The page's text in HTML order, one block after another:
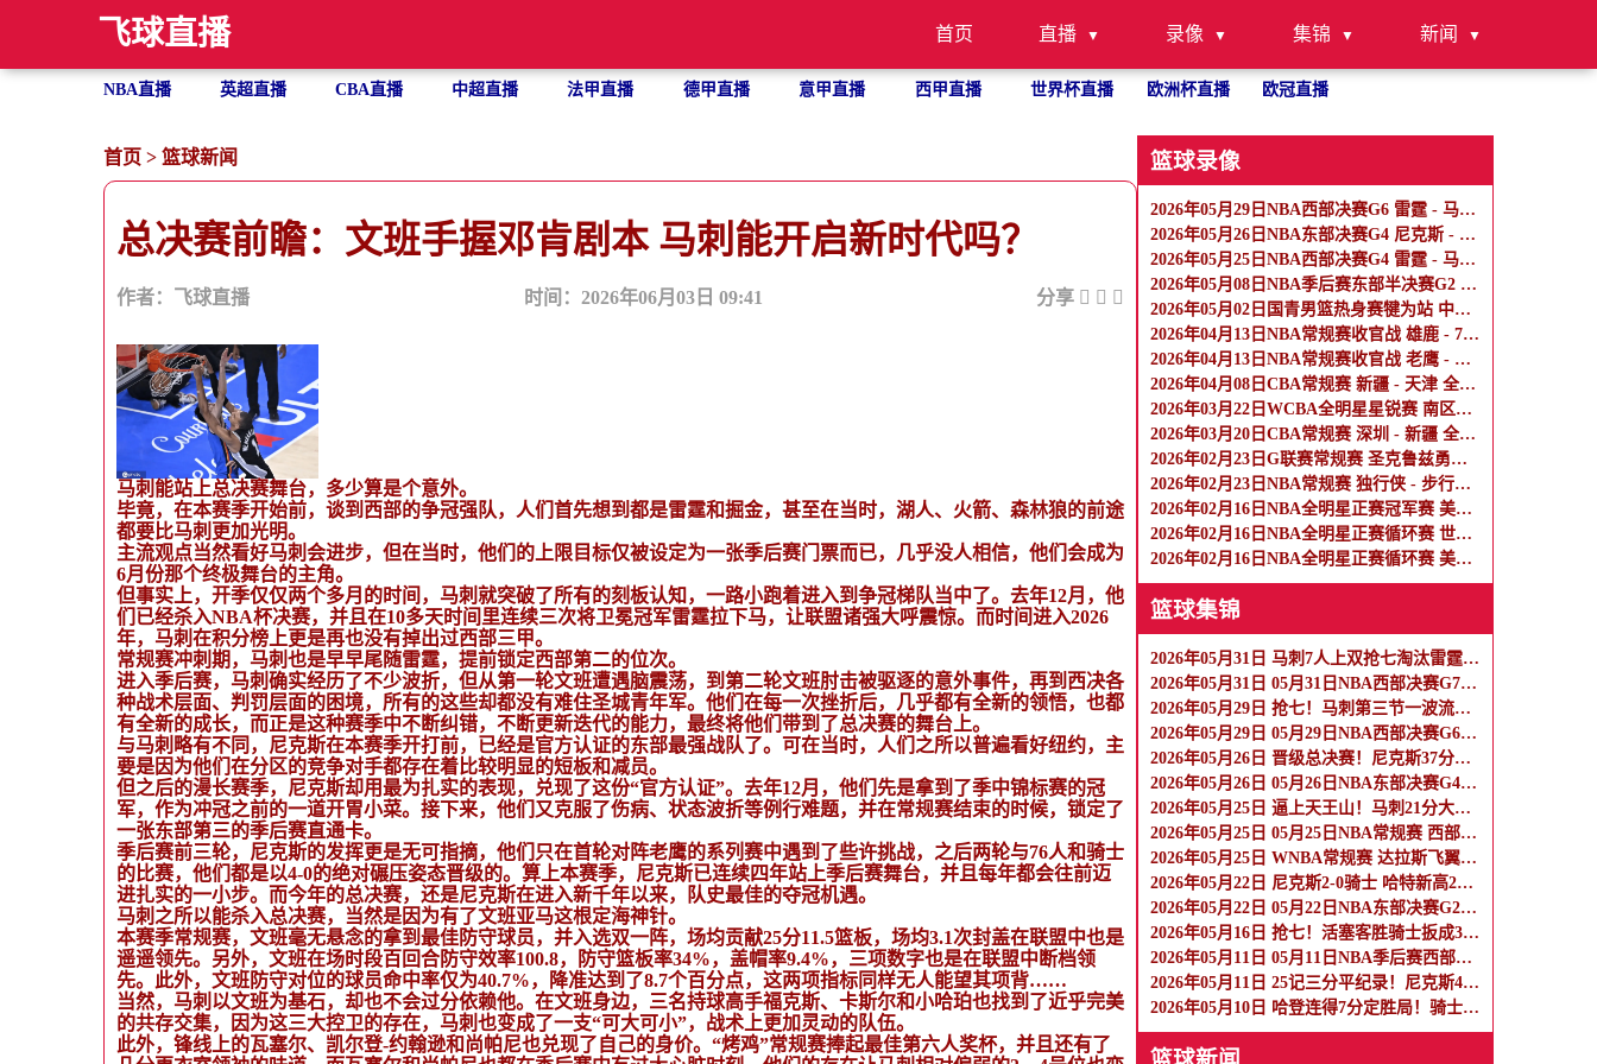
飞球直播 首页 直播 录像 集锦 新闻
NBA直播 英超直播 CBA直播 中超直播 法甲直播 德甲直播 意甲直播 西甲直播 世界杯直播 欧洲杯直播 欧冠直播
首页 > 篮球新闻
总决赛前瞻：文班手握邓肯剧本 马刺能开启新时代吗？
作者：飞球直播 时间：2026年06月03日 09:41 分享
马刺能站上总决赛舞台，多少算是个意外。
毕竟，在本赛季开始前，谈到西部的争冠强队，人们首先想到都是雷霆和掘金，甚至在当时，湖人、火箭、森林狼的前途
都要比马刺更加光明。
主流观点当然看好马刺会进步，但在当时，他们的上限目标仅被设定为一张季后赛门票而已，几乎没人相信，他们会成为
6月份那个终极舞台的主角。
但事实上，开季仅仅两个多月的时间，马刺就突破了所有的刻板认知，一路小跑着进入到争冠梯队当中了。去年12月，他
们已经杀入NBA杯决赛，并且在10多天时间里连续三次将卫冕冠军雷霆拉下马，让联盟诸强大呼震惊。而时间进入2026
年，马刺在积分榜上更是再也没有掉出过西部三甲。
常规赛冲刺期，马刺也是早早尾随雷霆，提前锁定西部第二的位次。
进入季后赛，马刺确实经历了不少波折，但从第一轮文班遭遇脑震荡，到第二轮文班肘击被驱逐的意外事件，再到西决各
种战术层面、判罚层面的困境，所有的这些却都没有难住圣城青年军。他们在每一次挫折后，几乎都有全新的领悟，也都
有全新的成长，而正是这种赛季中不断纠错，不断更新迭代的能力，最终将他们带到了总决赛的舞台上。
与马刺略有不同，尼克斯在本赛季开打前，已经是官方认证的东部最强战队了。可在当时，人们之所以普遍看好纽约，主
要是因为他们在分区的竞争对手都存在着比较明显的短板和减员。
但之后的漫长赛季，尼克斯却用最为扎实的表现，兑现了这份“官方认证”。去年12月，他们先是拿到了季中锦标赛的冠
军，作为冲冠之前的一道开胃小菜。接下来，他们又克服了伤病、状态波折等例行难题，并在常规赛结束的时候，锁定了
一张东部第三的季后赛直通卡。
季后赛前三轮，尼克斯的发挥更是无可指摘，他们只在首轮对阵老鹰的系列赛中遇到了些许挑战，之后两轮与76人和骑士
的比赛，他们都是以4-0的绝对碾压姿态晋级的。算上本赛季，尼克斯已连续四年站上季后赛舞台，并且每年都会往前迈
进扎实的一小步。而今年的总决赛，还是尼克斯在进入新千年以来，队史最佳的夺冠机遇。
马刺之所以能杀入总决赛，当然是因为有了文班亚马这根定海神针。
本赛季常规赛，文班毫无悬念的拿到最佳防守球员，并入选双一阵，场均贡献25分11.5篮板，场均3.1次封盖在联盟中也是
遥遥领先。另外，文班在场时段百回合防守效率100.8，防守篮板率34%，盖帽率9.4%，三项数字也是在联盟中断档领
先。此外，文班防守对位的球员命中率仅为40.7%，降准达到了8.7个百分点，这两项指标同样无人能望其项背……
当然，马刺以文班为基石，却也不会过分依赖他。在文班身边，三名持球高手福克斯、卡斯尔和小哈珀也找到了近乎完美
的共存交集，因为这三大控卫的存在，马刺也变成了一支“可大可小”，战术上更加灵动的队伍。
此外，锋线上的瓦塞尔、凯尔登-约翰逊和尚帕尼也兑现了自己的身价。“烤鸡”常规赛捧起最佳第六人奖杯，并且还有了
篮球录像
2026年05月29日NBA西部决赛G6 雷霆 - 马刺 全场录像
2026年05月26日NBA东部决赛G4 尼克斯 - 骑士 全场录像
2026年05月25日NBA西部决赛G4 雷霆 - 马刺 全场录像
2026年05月08日NBA季后赛东部半决赛G2 骑士 - 活塞 全场录像
2026年05月02日国青男篮热身赛犍为站 中国U17男篮 - 阿尔法学院 全场录像
2026年04月13日NBA常规赛收官战 雄鹿 - 76人 全场录像
2026年04月13日NBA常规赛收官战 老鹰 - 热火 全场录像
2026年04月08日CBA常规赛 新疆 - 天津 全场录像
2026年03月22日WCBA全明星星锐赛 南区星锐队 - 北区星锐队 全场录像
2026年03月20日CBA常规赛 深圳 - 新疆 全场录像
2026年02月23日G联赛常规赛 圣克鲁兹勇士 - 混音 全场录像
2026年02月23日NBA常规赛 独行侠 - 步行者 全场录像
2026年02月16日NBA全明星正赛冠军赛 美国新星队 - 美国星条队 全场录像
2026年02月16日NBA全明星正赛循环赛 世界队 - 美国星条队 全场录像
2026年02月16日NBA全明星正赛循环赛 美国新星队 - 美国星条队 全场录像
篮球集锦
2026年05月31日 马刺7人上双抢七淘汰雷霆闯进总决赛 文班22+7 亚历山大35+9
2026年05月31日 05月31日NBA西部决赛G7 马刺 - 雷霆 全场集锦
2026年05月29日 抢七！马刺第三节一波流大胜雷霆扳成3-3 文班28+10 SGA18中6
2026年05月29日 05月29日NBA西部决赛G6 雷霆 - 马刺 全场集锦
2026年05月26日 晋级总决赛！尼克斯37分大胜横扫骑士 唐斯19分 哈登2球5失误
2026年05月26日 05月26日NBA东部决赛G4 尼克斯 - 骑士 精彩镜头
2026年05月25日 逼上天王山！马刺21分大胜雷霆 文班33+8+5 亚历山大19+7
2026年05月25日 05月25日NBA常规赛 西部决赛G4 雷霆 - 马刺 精彩镜头
2026年05月25日 WNBA常规赛 达拉斯飞翼 91 - 76 纽约自由人 集锦
2026年05月22日 尼克斯2-0骑士 哈特新高26分 布伦森19分14助 米切尔26分
2026年05月22日 05月22日NBA东部决赛G2 骑士 - 尼克斯 精彩镜头
2026年05月16日 抢七！活塞客胜骑士扳成3-3 杜伦15+11 哈登23+7+4断+8失误
2026年05月11日 05月11日NBA季后赛西部半决赛G5 森林狼 - 马刺 精彩镜头
2026年05月11日 25记三分平纪录！尼克斯4-0横扫76人进东决 麦克布莱德7三分
2026年05月10日 哈登连得7分定胜局！骑士1-2活塞 米切尔35分 坎宁安27+10+10
篮球新闻